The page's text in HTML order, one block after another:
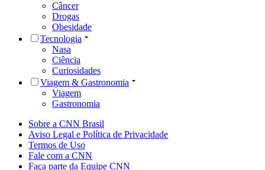
Câncer
Drogas
Obesidade
Tecnologia
Nasa
Ciência
Curiosidades
Viagem & Gastronomia
Viagem
Gastronomia
Sobre a CNN Brasil
Aviso Legal e Política de Privacidade
Termos de Uso
Fale com a CNN
Faça parte da Equipe CNN